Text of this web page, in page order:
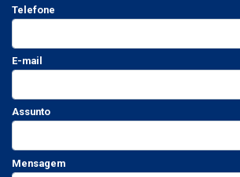
Telefone
E-mail
Assunto
Mensagem